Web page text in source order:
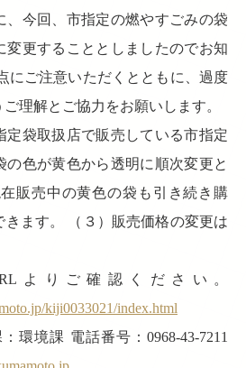
、今回、市指定の燃やすごみの袋
変更することとしましたのでお知
にご注意いただくとともに、過度
理解とご協力をお願いします。
定袋取扱店で販売している市指定
の色が黄色から透明に順次変更と
販売中の黄色の袋も引き続き購
きます。 （３）販売価格の変更は
よりご確認ください。
kiji0033021/index.html
環境課 電話番号：0968-43-7211